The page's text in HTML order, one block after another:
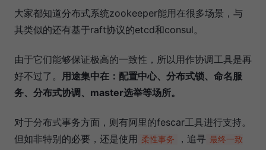
大家都知道分布式系统zookeeper能用在很多场景，与
其类似的还有基于raft协议的etcd和consul。
由于它们能够保证极高的一致性，所以用作协调工具是再
好不过了。 用途集中在：配置中心、分布式锁、命名服
务、分布式协调、master选举等场所。
对于分布式事务方面，则有阿里的fescar工具进行支持。
但如非特别的必要，还是使用 柔性事务 ，追寻 最终一致